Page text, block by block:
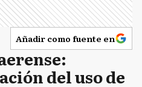
Añadir como fuente en
del uso de